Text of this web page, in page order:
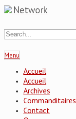
Network
Menu
Accueil
Accueil
Archives
Commanditaires
Contact